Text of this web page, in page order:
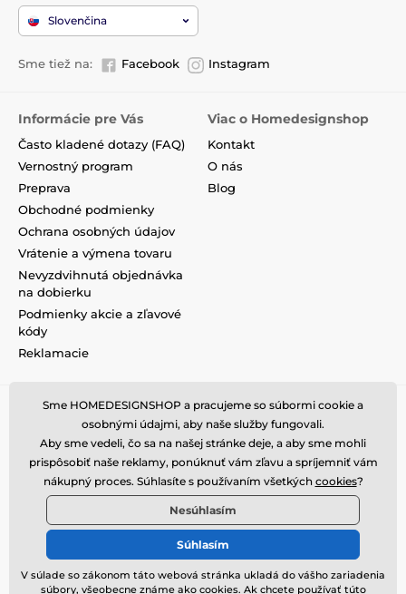
Slovenčina
Sme tiež na: Facebook Instagram
Informácie pre Vás
Často kladené dotazy (FAQ)
Vernostný program
Preprava
Obchodné podmienky
Ochrana osobných údajov
Vrátenie a výmena tovaru
Nevyzdvihnutá objednávka
na dobierku
Podmienky akcie a zľavové
kódy
Reklamacie
Viac o Homedesignshop
Kontakt
O nás
Blog
Sme HOMEDESIGNSHOP a pracujeme so súbormi cookie a
osobnými údajmi, aby naše služby fungovali.
Aby sme vedeli, čo sa na našej stránke deje, a aby sme mohli
prispôsobiť naše reklamy, ponúknuť vám zľavu a spríjemniť vám
nákupný proces. Súhlasíte s používaním všetkých cookies?
Nesúhlasím
Súhlasím
V súlade so zákonom táto webová stránka ukladá do vášho zariadenia
súbory, všeobecne známe ako cookies. Ak chcete používať túto